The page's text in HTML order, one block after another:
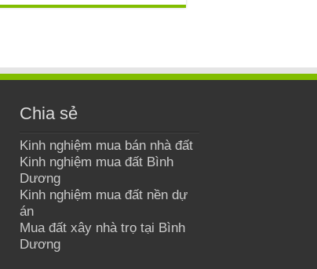
Chia sẻ
Kinh nghiệm mua bán nhà đất
Kinh nghiệm mua đất Bình
Dương
Kinh nghiệm mua đất nền dự
án
Mua đất xây nhà trọ tại Bình
Dương